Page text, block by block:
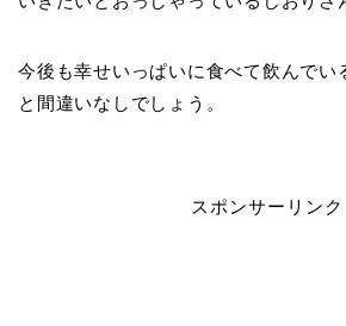
今後も幸せいっぱいに食べて飲んでい
と間違いなしでしょう。
スポンサーリンク